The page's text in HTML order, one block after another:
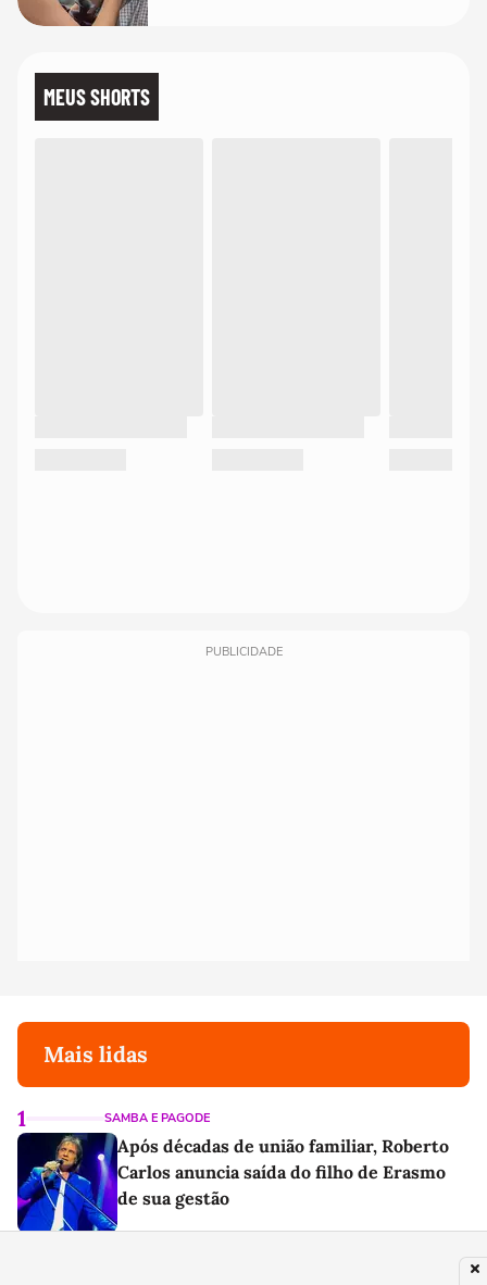
MEUS SHORTS
PUBLICIDADE
Mais lidas
1 SAMBA E PAGODE
Após décadas de união familiar, Roberto
Carlos anuncia saída do filho de Erasmo
de sua gestão